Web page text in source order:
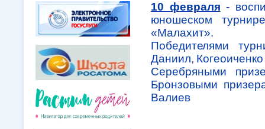
10 февраля -
юношеском
«Малахит».
Победителями
Даниил,
Серебряными
Бронзовыми
Валиев